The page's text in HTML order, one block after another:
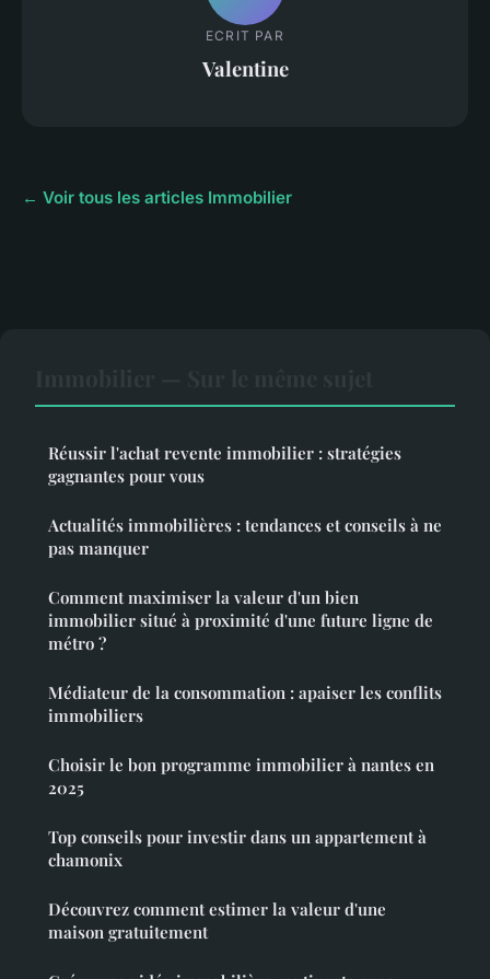
ECRIT PAR
Valentine
← Voir tous les articles Immobilier
Réussir l'achat revente immobilier : stratégies
gagnantes pour vous
Actualités immobilières : tendances et conseils à ne
pas manquer
Comment maximiser la valeur d'un bien
immobilier situé à proximité d'une future ligne de
métro ?
Médiateur de la consommation : apaiser les conflits
immobiliers
Choisir le bon programme immobilier à nantes en
2025
Top conseils pour investir dans un appartement à
chamonix
Découvrez comment estimer la valeur d'une
maison gratuitement